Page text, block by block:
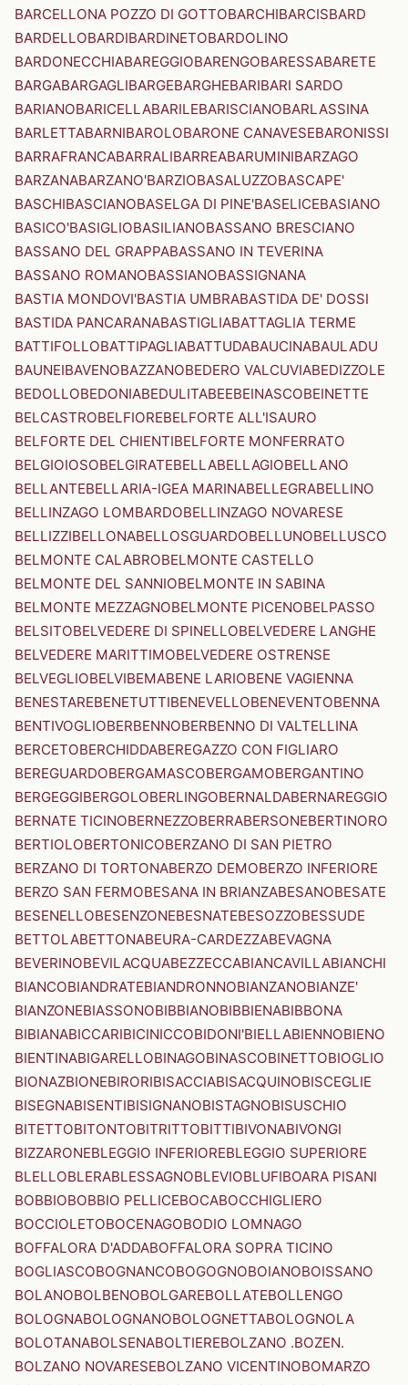
BARCELLONA POZZO DI GOTTOBARCHIBARCISBARD
BARDELLOBARDIBARDINETOBARDOLINO
BARDONECCHIABAREGGIOBARENGOBARESSABARETE
BARGABARGAGLIBARGEBARGHEBARIBARI SARDO
BARIANOBARICELLABARILEBARISCIANOBARLASSINA
BARLETTABARNIBAROLOBARONE CANAVESEBARONISSI
BARRAFRANCABARRALIBARREABARUMINIBARZAGO
BARZANABARZANO'BARZIOBASALUZZOBASCAPE'
BASCHIBASCIANOBASELGA DI PINE'BASELICEBASIANO
BASICO'BASIGLIOBASILIANOBASSANO BRESCIANO
BASSANO DEL GRAPPABASSANO IN TEVERINA
BASSANO ROMANOBASSIANOBASSIGNANA
BASTIA MONDOVI'BASTIA UMBRABASTIDA DE' DOSSI
BASTIDA PANCARANABASTIGLIABATTAGLIA TERME
BATTIFOLLOBATTIPAGLIABATTUDABAUCINABAULADU
BAUNEIBAVENOBAZZANOBEDERO VALCUVIABEDIZZOLE
BEDOLLOBEDONIABEDULITABEEBEINASCOBEINETTE
BELCASTROBELFIOREBELFORTE ALL'ISAURO
BELFORTE DEL CHIENTIBELFORTE MONFERRATO
BELGIOIOSOBELGIRATEBELLABELLAGIOBELLANO
BELLANTEBELLARIA-IGEA MARINABELLEGRABELLINO
BELLINZAGO LOMBARDOBELLINZAGO NOVARESE
BELLIZZIBELLONABELLOSGUARDOBELLUNOBELLUSCO
BELMONTE CALABROBELMONTE CASTELLO
BELMONTE DEL SANNIOBELMONTE IN SABINA
BELMONTE MEZZAGNOBELMONTE PICENOBELPASSO
BELSITOBELVEDERE DI SPINELLOBELVEDERE LANGHE
BELVEDERE MARITTIMOBELVEDERE OSTRENSE
BELVEGLIOBELVIBEMABENE LARIOBENE VAGIENNA
BENESTAREBENETUTTIBENEVELLOBENEVENTOBENNA
BENTIVOGLIOBERBENNOBERBENNO DI VALTELLINA
BERCETOBERCHIDDABEREGAZZO CON FIGLIARO
BEREGUARDOBERGAMASCOBERGAMOBERGANTINO
BERGEGGIBERGOLOBERLINGOBERNALDABERNAREGGIO
BERNATE TICINOBERNEZZOBERRABERSONEBERTINORO
BERTIOLOBERTONICOBERZANO DI SAN PIETRO
BERZANO DI TORTONABERZO DEMOBERZO INFERIORE
BERZO SAN FERMOBESANA IN BRIANZABESANOBESATE
BESENELLOBESENZONEBESNATEBESOZZOBESSUDE
BETTOLABETTONABEURA-CARDEZZABEVAGNA
BEVERINOBEVILACQUABEZZECCABIANCAVILLABIANCHI
BIANCOBIANDRATEBIANDRONNOBIANZANOBIANZE'
BIANZONEBIASSONOBIBBIANOBIBBIENABIBBONA
BIBIANABICCARIBICINICCOBIDONI'BIELLABIENNOBIENO
BIENTINABIGARELLOBINAGOBINASCOBINETTOBIOGLIO
BIONAZBIONEBIRORIBISACCIABISACQUINOBISCEGLIE
BISEGNABISENTIBISIGNANOBISTAGNOBISUSCHIO
BITETTOBITONTOBITRITTOBITTIBIVONABIVONGI
BIZZARONEBLEGGIO INFERIOREBLEGGIO SUPERIORE
BLELLOBLERABLESSAGNOBLEVIOBLUFIBOARA PISANI
BOBBIOBOBBIO PELLICEBOCABOCCHIGLIERO
BOCCIOLETOBOCENAGOBODIO LOMNAGO
BOFFALORA D'ADDABOFFALORA SOPRA TICINO
BOGLIASCOBOGNANCOBOGOGNOBOIANOBOISSANO
BOLANOBOLBENOBOLGAREBOLLATEBOLLENGO
BOLOGNABOLOGNANOBOLOGNETTABOLOGNOLA
BOLOTANABOLSENABOLTIEREBOLZANO .BOZEN.
BOLZANO NOVARESEBOLZANO VICENTINOBOMARZO